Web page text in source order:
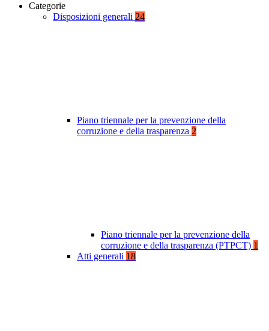
Categorie
Disposizioni generali 24
Piano triennale per la prevenzione della
corruzione e della trasparenza 2
Piano triennale per la prevenzione della
corruzione e della trasparenza (PTPCT) 1
Atti generali 18